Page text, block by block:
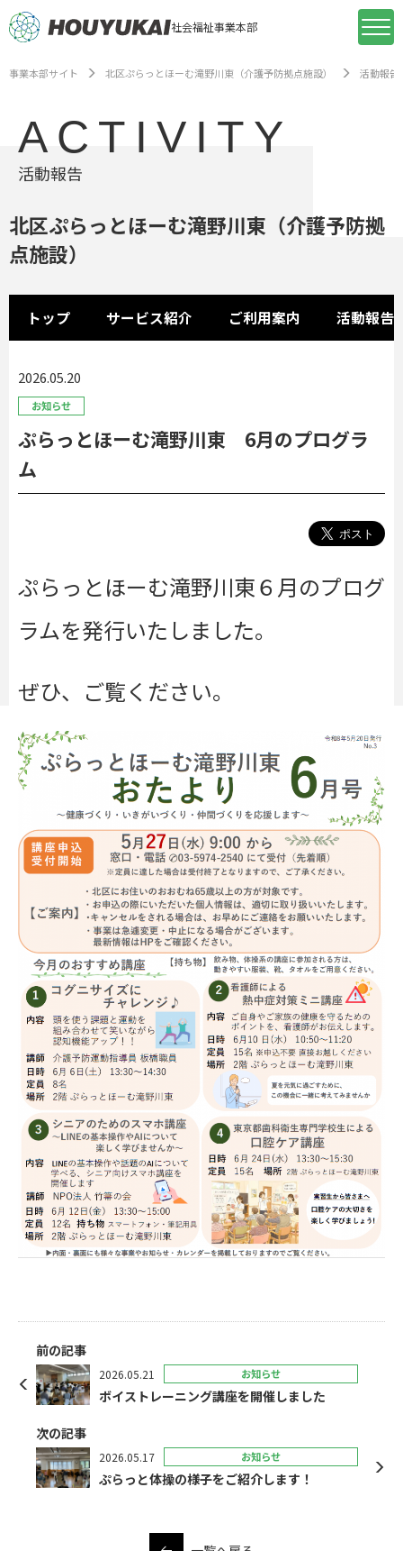
社会福祉事業本部
事業本部サイト 北区ぷらっとほーむ滝野川東（介護予防拠点施設） 活動報告
ACTIVITY
活動報告
北区ぷらっとほーむ滝野川東（介護予防拠
点施設）
トップ サービス紹介 ご利用案内 活動報告
2026.05.20
お知らせ
ぷらっとほーむ滝野川東 6月のプログラ
ム
ぷらっとほーむ滝野川東６月のプログ
ラムを発行いたしました。
ぜひ、ご覧ください。
前の記事
2026.05.21 お知らせ
ボイストレーニング講座を開催しました
次の記事
2026.05.17 お知らせ
ぷらっと体操の様子をご紹介します！